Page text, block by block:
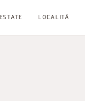
ESTATE LOCALITÀ